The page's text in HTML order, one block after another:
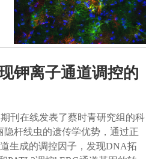
钾离子通道调控的
刊在线发表了蔡时青研究组的科
杆线虫的遗传学优势，通过正
生成的调控因子，发现DNA拓